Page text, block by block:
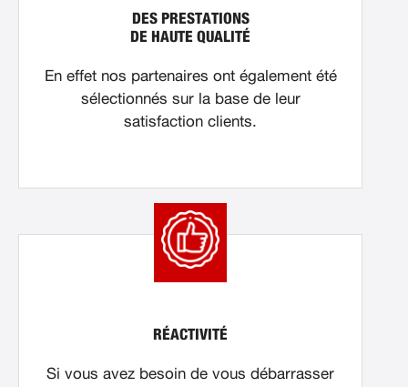
DES PRESTATIONS
DE HAUTE QUALITÉ
En effet nos partenaires ont également été
sélectionnés sur la base de leur
satisfaction clients.
RÉACTIVITÉ
Si vous avez besoin de vous débarrasser